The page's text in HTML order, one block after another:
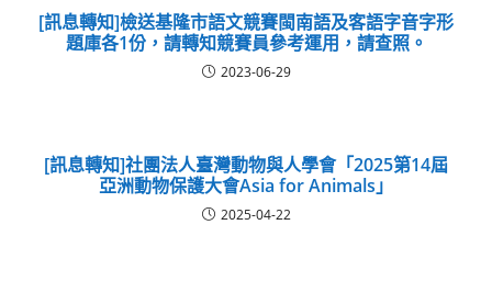
[訊息轉知]檢送基隆市語文競賽閩南語及客語字音字形
題庫各1份，請轉知競賽員參考運用，請查照。
2023-06-29
[訊息轉知]社團法人臺灣動物與人學會「2025第14屆
亞洲動物保護大會Asia for Animals」
2025-04-22